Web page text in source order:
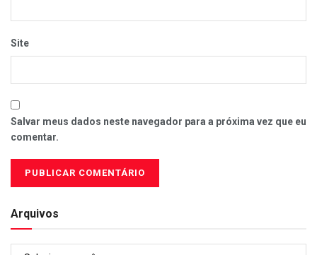
Site
Salvar meus dados neste navegador para a próxima vez que eu
comentar.
Arquivos